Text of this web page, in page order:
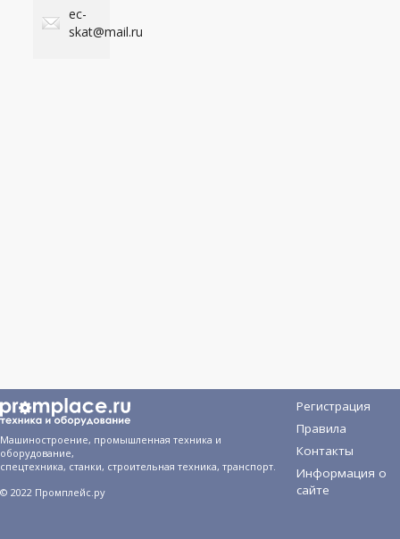
ec-
skat@mail.ru
Машиностроение, промышленная техника и
оборудование,
спецтехника, станки, строительная техника, транспорт.
© 2022 Промплейс.ру
Регистрация
Правила
Контакты
Информация о
сайте